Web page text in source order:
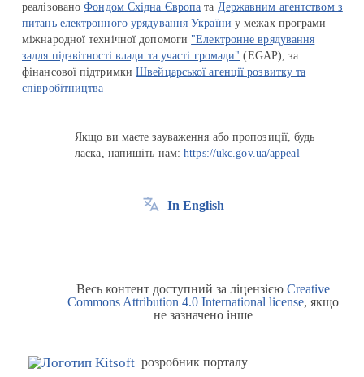
реалізованоФондом Східна Європа та Державним агентством з
питань електронного урядування України у межах програми
міжнародної технічної допомоги "Електронне врядування
задля підзвітності влади та участі громади" (EGAP), за
фінансової підтримкиШвейцарської агенції розвитку та
співробітництва
Якщо ви маєте зауваження або пропозиції, будь
ласка, напишіть нам:https://ukc.gov.ua/appeal
In English
Весь контент доступний за ліцензією Creative
Commons Attribution 4.0 International license, якщо
не зазначено інше
розробник порталу